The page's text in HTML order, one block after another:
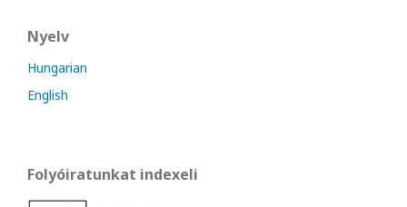
Nyelv
Hungarian
English
Folyóiratunkat indexeli